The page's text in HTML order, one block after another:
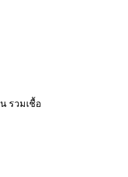
รวมเชื้อ